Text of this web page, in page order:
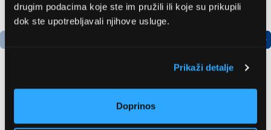
drugim podacima koje ste im pružili ili koje su prikupili
dok ste upotrebljavali njihove usluge.
Prikaži detalje
Doprinos
AdvancedAquatak 160
visokotlačni perač
Hladnjak s donjim
zamrzivačem